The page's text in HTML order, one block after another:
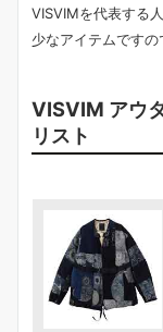
VISVIMを代表する
少なアイテムですの
VISVIM アウ
リスト